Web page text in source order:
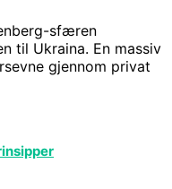
sfæren
til Ukraina. En massiv
gjennom privat